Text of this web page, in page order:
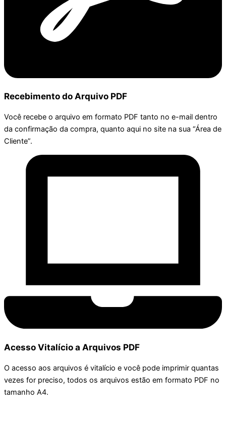
Recebimento do Arquivo PDF
Você recebe o arquivo em formato PDF tanto no e-mail dentro
da confirmação da compra, quanto aqui no site na sua “Área de
Cliente”.
Acesso Vitalício a Arquivos PDF
O acesso aos arquivos é vitalício e você pode imprimir quantas
vezes for preciso, todos os arquivos estão em formato PDF no
tamanho A4.